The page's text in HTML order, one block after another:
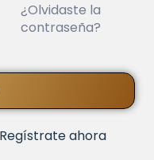
¿Olvidaste la
contraseña?
Regístrate ahora